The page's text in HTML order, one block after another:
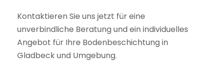
Kontaktieren Sie uns jetzt für eine
unverbindliche Beratung und ein individuelles
Angebot für Ihre Bodenbeschichtung in
Gladbeck und Umgebung.